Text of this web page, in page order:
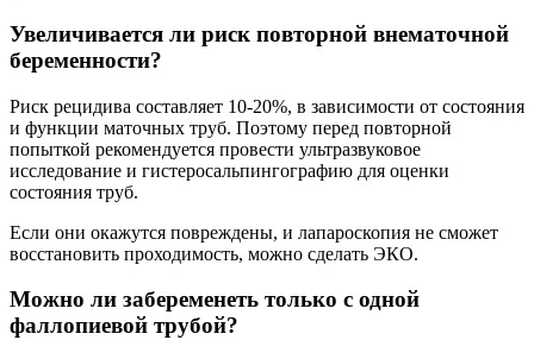
Увеличивается ли риск повторной внематочной
беременности?
Риск рецидива составляет 10-20%, в зависимости от состояния
и функции маточных труб. Поэтому перед повторной
попыткой рекомендуется провести ультразвуковое
исследование и гистеросальпингографию для оценки
состояния труб.
Если они окажутся повреждены, и лапароскопия не сможет
восстановить проходимость, можно сделать ЭКО.
Можно ли забеременеть только с одной
фаллопиевой трубой?